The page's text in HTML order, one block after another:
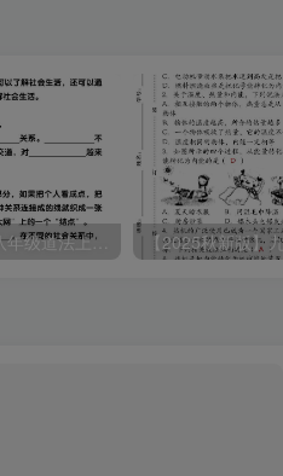
【2025秋新版】八年级道法上册期末冲刺22天计划全册考点整理